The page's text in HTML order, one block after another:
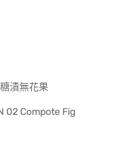
漬無花果
02 Compote Fig